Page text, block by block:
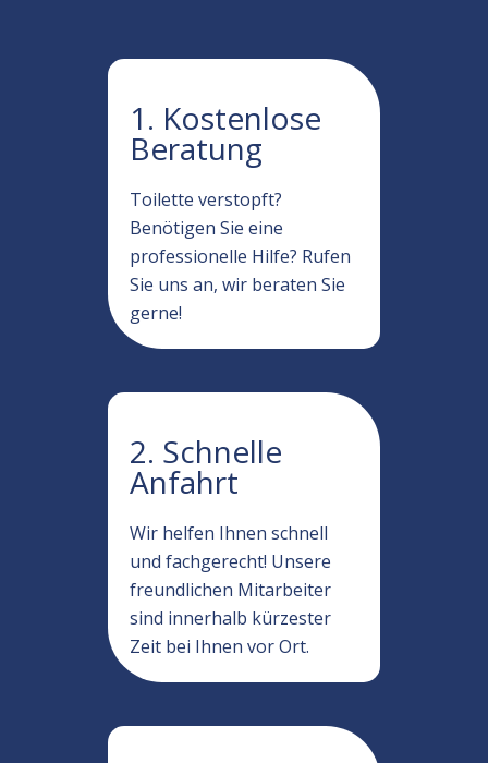
1. Kostenlose
Beratung
Toilette verstopft?
Benötigen Sie eine
professionelle Hilfe? Rufen
Sie uns an, wir beraten Sie
gerne!
2. Schnelle
Anfahrt
Wir helfen Ihnen schnell
und fachgerecht! Unsere
freundlichen Mitarbeiter
sind innerhalb kürzester
Zeit bei Ihnen vor Ort.